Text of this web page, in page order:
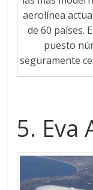
aerolínea
de 60 países.
puesto
seguramente
5. Eva